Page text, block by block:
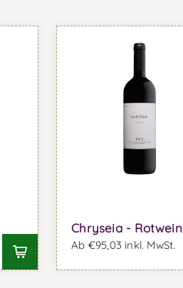
Chryseia - Rotwein
Ab €95,03 inkl. MwSt.